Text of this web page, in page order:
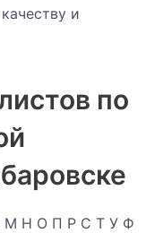
и
по
М Н О П Р С Т У Ф